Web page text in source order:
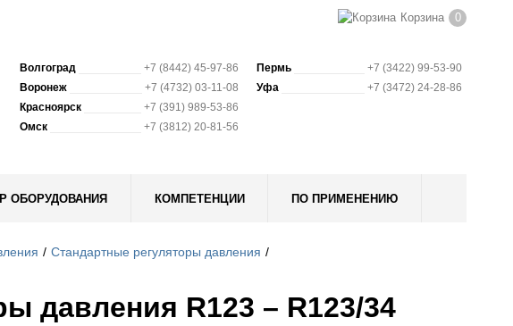
Корзина 0
Волгоград
+7 (8442) 45-97-86
Воронеж
+7 (4732) 03-11-08
Красноярск
+7 (391) 989-53-86
Омск
+7 (3812) 20-81-56
Пермь
+7 (3422) 99-53-90
Уфа
+7 (3472) 24-28-86
ОБОРУДОВАНИЯ КОМПЕТЕНЦИИ ПО ПРИМЕНЕНИЮ
Стандартные регуляторы давления
давления R123 – R123/34